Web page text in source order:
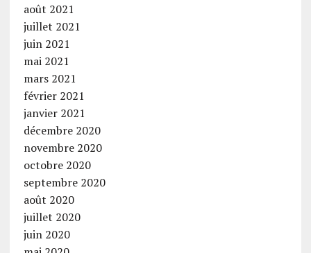
août 2021
juillet 2021
juin 2021
mai 2021
mars 2021
février 2021
janvier 2021
décembre 2020
novembre 2020
octobre 2020
septembre 2020
août 2020
juillet 2020
juin 2020